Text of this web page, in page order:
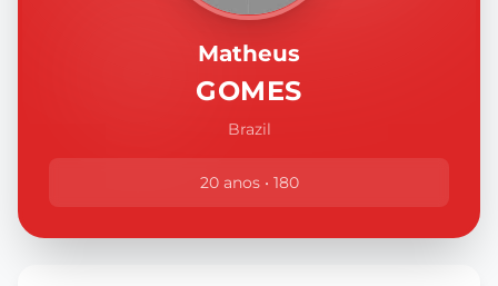
Matheus
GOMES
Brazil
20 anos • 180